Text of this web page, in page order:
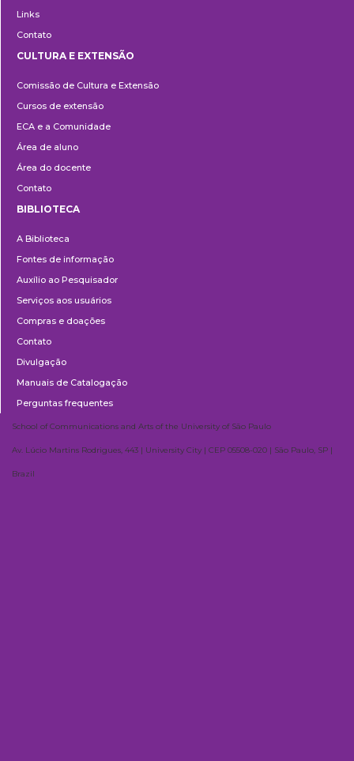
Links
Contato
e
Extensão
CULTURA E EXTENSÃO
Comissão de Cultura e Extensão
Cursos de extensão
ECA e a Comunidade
Área de aluno
Área do docente
Contato
BIBLIOTECA
A Biblioteca
Fontes de informação
Auxílio ao Pesquisador
Serviços aos usuários
Compras e doações
Contato
Divulgação
Manuais de Catalogação
Perguntas frequentes
School of Communications and Arts of the University of São Paulo
Av. Lúcio Martins Rodrigues, 443 | University City | CEP 05508-020 | São Paulo, SP |
Brazil